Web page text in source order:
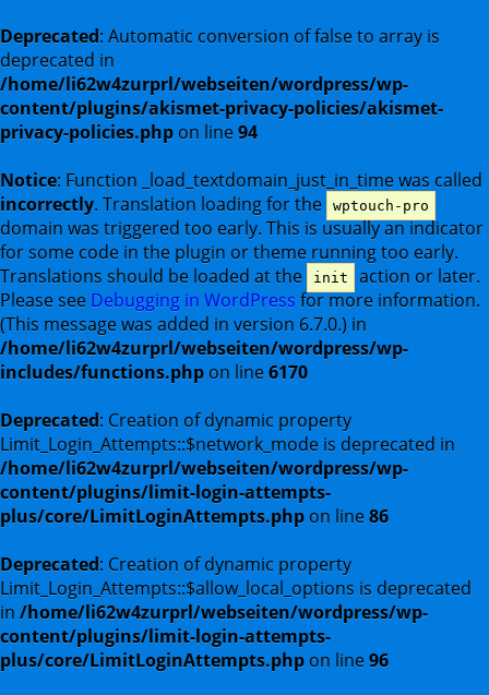
Deprecated: Automatic conversion of false to array is
deprecated in
/home/li62w4zurprl/webseiten/wordpress/wp-
content/plugins/akismet-privacy-policies/akismet-
privacy-policies.php on line94
Notice: Function _load_textdomain_just_in_time was called
incorrectly. Translation loading for the wptouch-pro
domain was triggered too early. This is usually an indicator
for some code in the plugin or theme running too early.
Translations should be loaded at the
init
action or later.
Please see Debugging in WordPress for more information.
(This message was added in version 6.7.0.) in
/home/li62w4zurprl/webseiten/wordpress/wp-
includes/functions.php on line6170
Deprecated: Creation of dynamic property
Limit_Login_Attempts::$network_mode is deprecated in
/home/li62w4zurprl/webseiten/wordpress/wp-
content/plugins/limit-login-attempts-
plus/core/LimitLoginAttempts.php on line86
Deprecated: Creation of dynamic property
Limit_Login_Attempts::$allow_local_options is deprecated
in /home/li62w4zurprl/webseiten/wordpress/wp-
content/plugins/limit-login-attempts-
plus/core/LimitLoginAttempts.php on line96